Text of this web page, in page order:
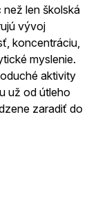
len školská
vývoj
koncentráciu,
myslenie.
aktivity
už od útleho
zaradiť do